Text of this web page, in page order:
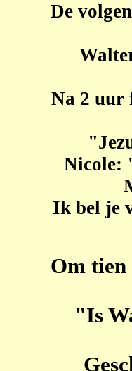
De
Na 2 uur
Nicole:
Ik bel je
Om
"Is